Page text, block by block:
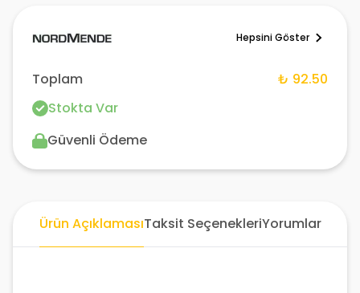
Hepsini Göster
Toplam
₺ 92.50
Stokta Var
Güvenli Ödeme
Ürün AçıklamasıTaksit SeçenekleriYorumlar